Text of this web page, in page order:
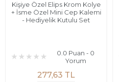
Kişiye Özel Elips Krom Kolye
+ İsme Özel Mini Cep Kalemi
- Hediyelik Kutulu Set
0.0 Puan - 0
Yorum
277,63 TL